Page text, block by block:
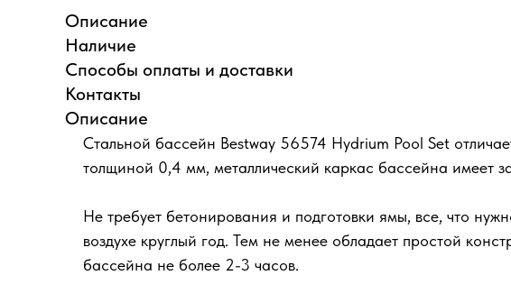
Описание
Наличие
Способы оплаты и доставки
Контакты
Описание
Стальной бассейн Bestway 56574 Hydrium Pool Set
толщиной 0,4 мм, металлический каркас бассейна имеет
Не требует бетонирования и подготовки ямы, все, что
воздухе круглый год. Тем не менее обладает простой
бассейна не более 2-3 часов.